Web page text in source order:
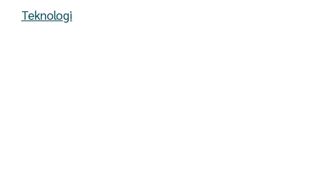
Teknologi